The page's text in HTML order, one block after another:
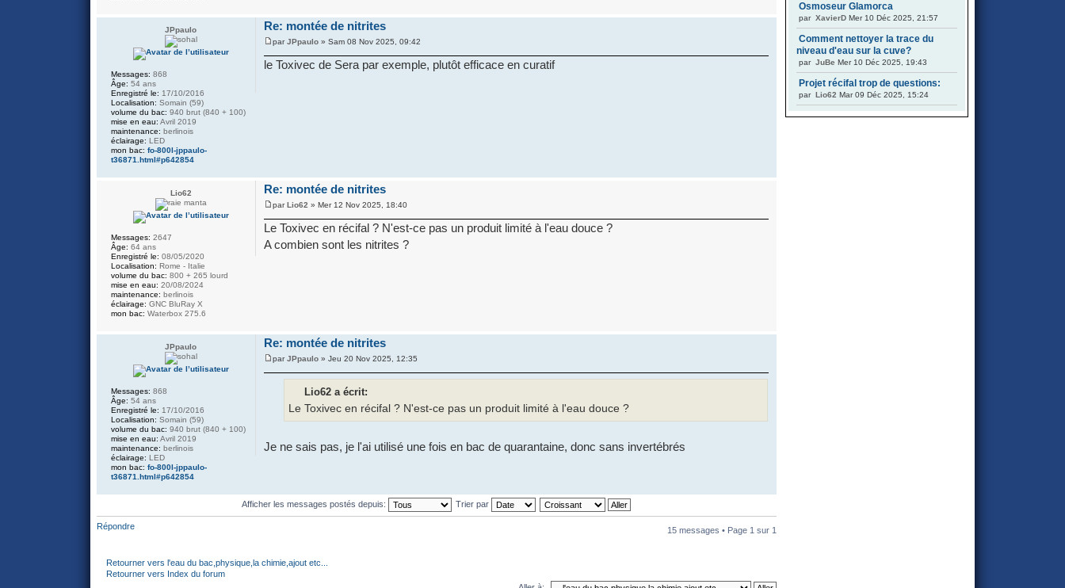
Re: montée de nitrites
parJPpaulo » Sam 08 Nov 2025, 09:42
le Toxivec de Sera par exemple, plutôt efficace en curatif
JPpaulo
Messages: 868
Âge: 54 ans
Enregistré le: 17/10/2016
Localisation: Somain (59)
volume du bac: 940 brut (840 + 100)
mise en eau: Avril 2019
maintenance: berlinois
éclairage: LED
mon bac: fo-800l-jppaulo-
t36871.html#p642854
Re: montée de nitrites
parLio62 » Mer 12 Nov 2025, 18:40
Le Toxivec en récifal ? N'est-ce pas un produit limité à l'eau douce ?
A combien sont les nitrites ?
Lio62
Messages: 2647
Âge: 64 ans
Enregistré le: 08/05/2020
Localisation: Rome - Italie
volume du bac: 800 + 265 lourd
mise en eau: 20/08/2024
maintenance: berlinois
éclairage: GNC BluRay X
mon bac: Waterbox 275.6
Re: montée de nitrites
parJPpaulo » Jeu 20 Nov 2025, 12:35
Lio62 a écrit:
Le Toxivec en récifal ? N'est-ce pas un produit limité à l'eau douce ?
Je ne sais pas, je l'ai utilisé une fois en bac de quarantaine, donc sans invertébrés
JPpaulo
Messages: 868
Âge: 54 ans
Enregistré le: 17/10/2016
Localisation: Somain (59)
volume du bac: 940 brut (840 + 100)
mise en eau: Avril 2019
maintenance: berlinois
éclairage: LED
mon bac: fo-800l-jppaulo-
t36871.html#p642854
Afficher les messages postés depuis: Trier par
Répondre 15 messages • Page 1 sur 1
Retourner vers l'eau du bac,physique,la chimie,ajout etc...
Retourner vers Index du forum
Osmoseur Glamorca
par XavierD Mer 10 Déc 2025, 21:57
Comment nettoyer la trace du
niveau d'eau sur la cuve?
par JuBe Mer 10 Déc 2025, 19:43
Projet récifal trop de questions:
par Lio62 Mar 09 Déc 2025, 15:24